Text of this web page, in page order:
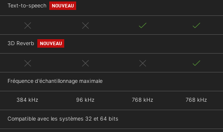
Text-to-speech NOUVEAU
3D Reverb NOUVEAU
Fréquence d'échantillonnage maximale
384 kHz 96 kHz 768 kHz 768 kHz
Compatible avec les systèmes 32 et 64 bits